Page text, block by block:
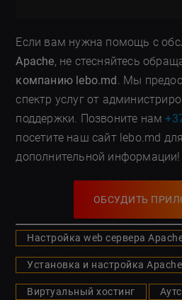
Если вам нужна помощь с
Apache, не стесняйтесь
компанию lebo.md . Мы
спектр услуг от
поддержки. Позвоните нам
посетите наш сайт lebo.md
дополнительной информации!
ОБСУДИТЬ
Настройка web сервера
Установка и настройка
Виртуальный хостинг